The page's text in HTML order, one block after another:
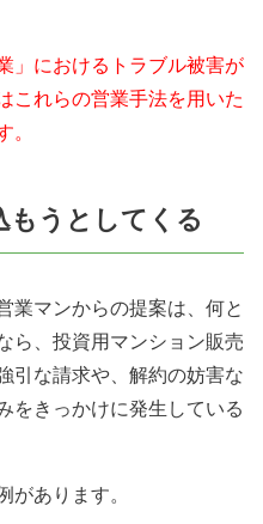
」におけるトラブル被害が
これらの営業手法を用いた
。
もうとしてくる
業マンからの提案は、何と
ら、投資用マンション販売
引な請求や、解約の妨害な
をきっかけに発生している
があります。